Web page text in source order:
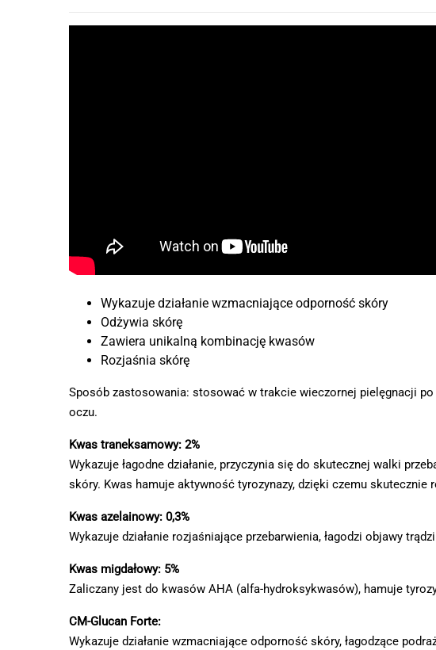
Wykazuje działanie wzmacniające odporność skóry
Odżywia skórę
Zawiera unikalną kombinację kwasów
Rozjaśnia skórę
Sposób zastosowania: stosować w trakcie wieczornej pielęgnacji
oczu.
Kwas traneksamowy: 2%
Wykazuje łagodne działanie, przyczynia się do skutecznej walki
skóry. Kwas hamuje aktywność tyrozynazy, dzięki czemu skutecznie
Kwas azelainowy: 0,3%
Wykazuje działanie rozjaśniające przebarwienia, łagodzi objawy
Kwas migdałowy: 5%
Zaliczany jest do kwasów AHA (alfa-hydroksykwasów), hamuje
CM-Glucan Forte:
Wykazuje działanie wzmacniające odporność skóry, łagodzące